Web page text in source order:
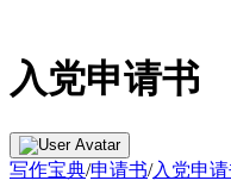
入党申请书
写作宝典/申请书/入党申请